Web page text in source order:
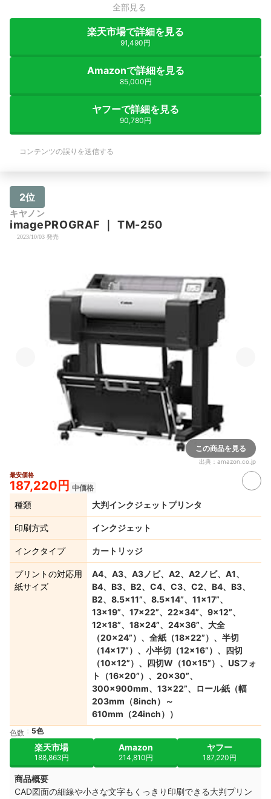
全部見る
楽天市場で詳細を見る
91,490円
Amazonで詳細を見る
85,000円
ヤフーで詳細を見る
90,780円
コンテンツの誤りを送信する
2位
キヤノン
imagePROGRAF TM-250
2023/10/03 発売
この商品を見る
出典： amazon.co.jp
最安価格
187,220円 中価格
種類 大判インクジェットプリンタ
印刷方式 インクジェット
インクタイプ カートリッジ
プリントの対応用
紙サイズ
A4、A3、A3ノビ、A2、A2ノビ、A1、
B4、B3、B2、C4、C3、C2、B4、B3、
B2、8.5×11”、8.5×14”、11×17”、
13×19”、17×22”、22×34”、9×12”、
12×18”、18×24”、24×36”、大全
（20×24”）、全紙（18×22”）、半切
（14×17”）、小半切（12×16”）、四切
（10×12”）、四切W（10×15”）、USフォ
ト（16×20”）、20×30”、
300×900mm、13×22”、ロール紙（幅
203mm（8inch）～
610mm（24inch））
色数 5色
楽天市場
188,863円
Amazon
214,810円
ヤフー
187,220円
商品概要
CAD図面の細線や小さな文字もくっきり印刷できる大判プリン